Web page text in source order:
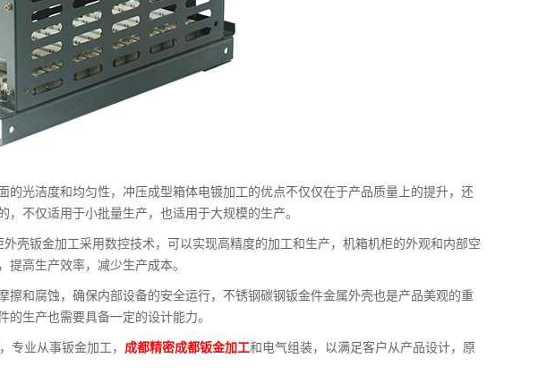
光洁度和均匀性，冲压成型箱体电镀加工的优点不仅仅在于产品质量上的提升，还
不仅适用于小批量生产，也适用于大规模的生产。
壳钣金加工采用数控技术，可以实现高精度的加工和生产，机箱机柜的外观和内部空
高生产效率，减少生产成本。
和腐蚀，确保内部设备的安全运行，不锈钢碳钢钣金件金属外壳也是产品美观的重
生产也需要具备一定的设计能力。
专业从事钣金加工， 成都精密成都钣金加工和电气组装，以满足客户从产品设计，原